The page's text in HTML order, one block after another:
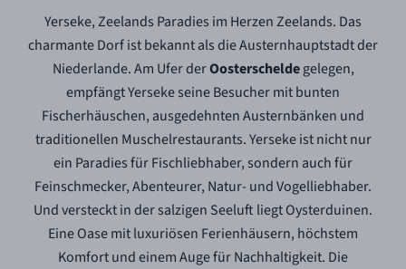
Yerseke, Zeelands Paradies im Herzen Zeelands. Das
charmante Dorf ist bekannt als die Austernhauptstadt der
Niederlande. Am Ufer derOosterscheldegelegen,
empfängt Yerseke seine Besucher mit bunten
Fischerhäuschen, ausgedehnten Austernbänken und
traditionellen Muschelrestaurants. Yerseke ist nicht nur
ein Paradies für Fischliebhaber, sondern auch für
Feinschmecker, Abenteurer, Natur- und Vogelliebhaber.
Und versteckt in der salzigen Seeluft liegt Oysterduinen.
Eine Oase mit luxuriösen Ferienhäusern, höchstem
Komfort und einem Auge für Nachhaltigkeit. Die